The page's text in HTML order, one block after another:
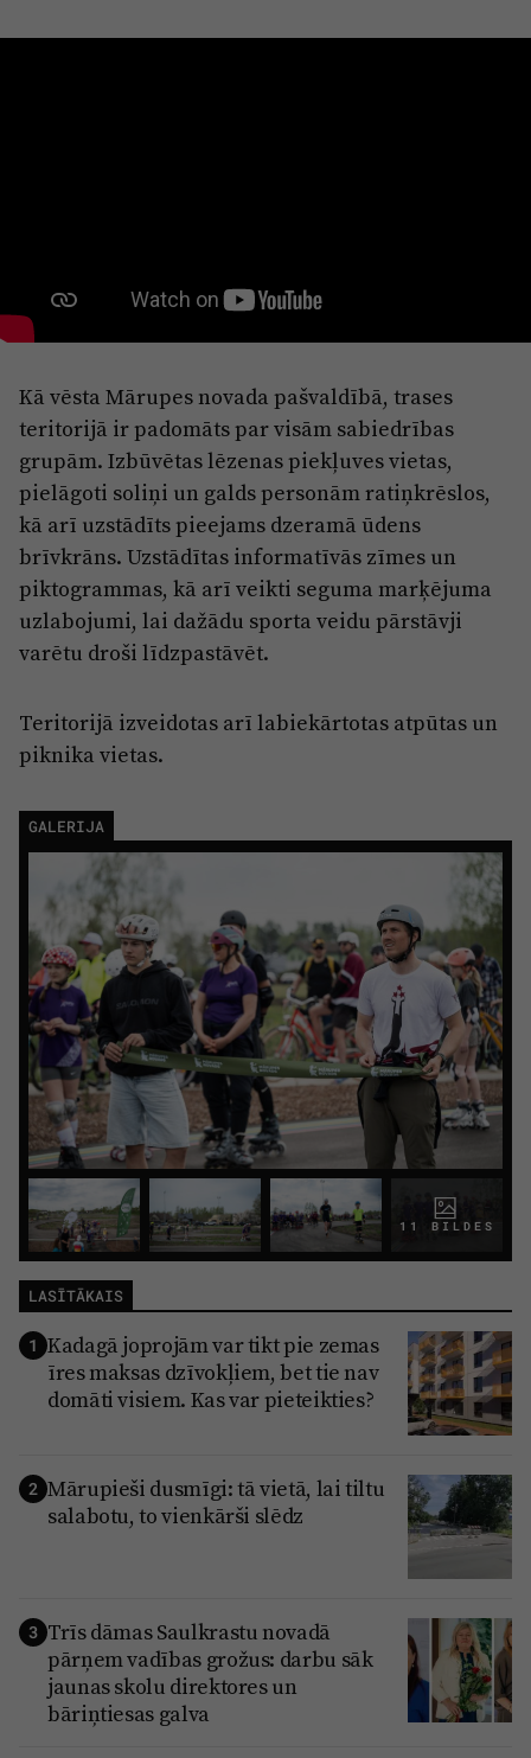
Ētikas kodekss
Lietošanas noteikumi
Pārredzamības paziņojumi
Sludinājumi
Kā vēsta Mārupes novada pašvaldībā, trases
teritorijā ir padomāts par visām sabiedrības
grupām. Izbūvētas lēzenas piekļuves vietas,
pielāgoti soliņi un galds personām ratiņkrēslos,
kā arī uzstādīts pieejams dzeramā ūdens
brīvkrāns. Uzstādītas informatīvās zīmes un
piktogrammas, kā arī veikti seguma marķējuma
uzlabojumi, lai dažādu sporta veidu pārstāvji
varētu droši līdzpastāvēt.
Teritorijā izveidotas arī labiekārtotas atpūtas un
piknika vietas.
GALERIJA
11 BILDES
LASĪTĀKAIS
1 Kadagā joprojām var tikt pie zemas
īres maksas dzīvokļiem, bet tie nav
domāti visiem. Kas var pieteikties?
2 Mārupieši dusmīgi: tā vietā, lai tiltu
salabotu, to vienkārši slēdz
3 Trīs dāmas Saulkrastu novadā
pārņem vadības grožus: darbu sāk
jaunas skolu direktores un
bāriņtiesas galva